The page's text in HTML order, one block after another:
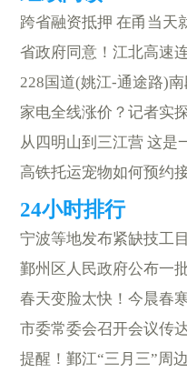
跨省融资抵押 在甬当天
省政府同意！江北高速
228国道(姚江-通途路)
家电全线涨价？记者实
从四明山到三江营 这是
高铁托运宠物如何预约
鄞州区人民政府公布一
春天变脸太快！今晨春
提醒！鄞江“三月三”周